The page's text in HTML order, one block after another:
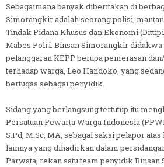
Sebagaimana banyak diberitakan di
Simorangkir adalah seorang polisi,
Tindak Pidana Khusus dan Ekonomi
Mabes Polri. Binsan Simorangkir
pelanggaran KEPP berupa pemerasan
terhadap warga, Leo Handoko, yang
bertugas sebagai penyidik.
Sidang yang berlangsung tertutup itu
Persatuan Pewarta Warga Indonesia
S.Pd, M.Sc, MA, sebagai saksi pelapor
lainnya yang dihadirkan dalam
Parwata, rekan satu team penyidik